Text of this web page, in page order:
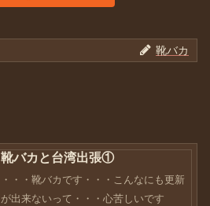
靴バカ
靴バカと台湾出張①
・・・靴バカです・・・こんなにも更新
が出来ないって・・・心苦しいです